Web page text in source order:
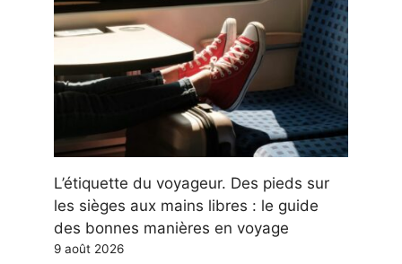
L’étiquette du voyageur. Des pieds sur
les sièges aux mains libres : le guide
des bonnes manières en voyage
9 août 2026